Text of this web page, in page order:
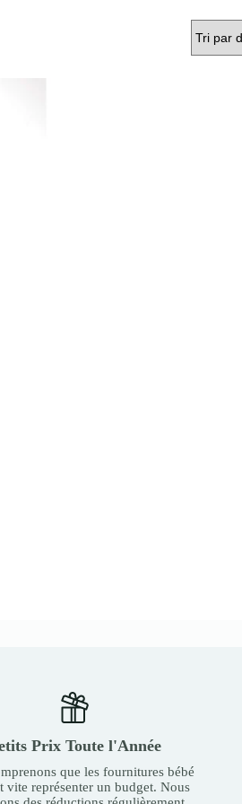
Prix Toute l'Année
que les fournitures bébé
vite représenter un budget. Nous